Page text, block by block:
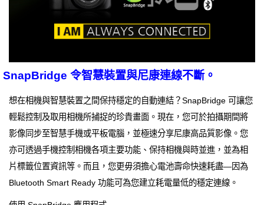
SnapBridge 令智慧裝置與尼康連線不斷。
想在相機與智慧裝置之間保持穩定的自動連結？SnapBridge 可讓您
輕鬆控制及取用相機所捕捉的珍貴畫面。現在，您可於拍攝期間將
影像同步至智慧手機或平板電腦，並極速分享尼康高品質影像。您
亦可透過手機控制相機各項主要功能、保持相機與時並進，並為相
片標籤位置資訊等。而且，您更毋須擔心電池壽命快速耗盡—因為
Bluetooth Smart Ready 功能可為您建立耗電量低的穩定連線。